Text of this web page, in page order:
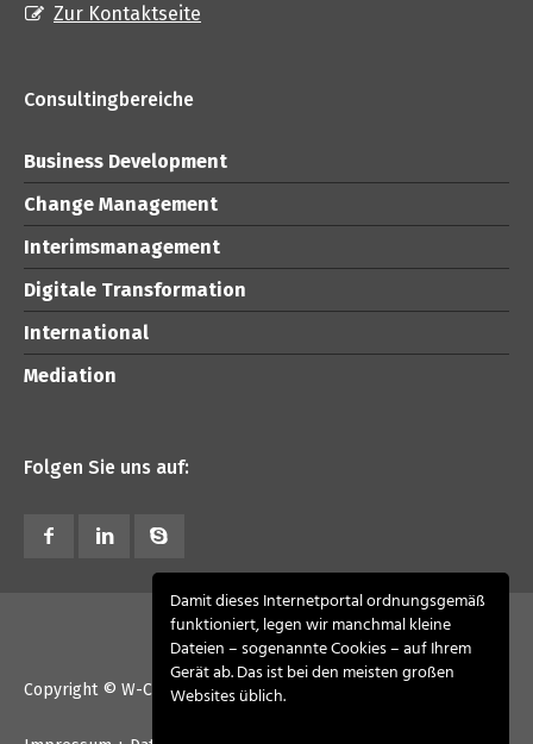
Zur Kontaktseite
Consultingbereiche
Business Development
Change Management
Interimsmanagement
Digitale Transformation
International
Mediation
Folgen Sie uns auf:
Copyright © W-CONSULT advisory 2026. All Rights Reserved
Damit dieses Internetportal ordnungsgemäß
funktioniert, legen wir manchmal kleine
Dateien – sogenannte Cookies – auf Ihrem
Gerät ab. Das ist bei den meisten großen
Websites üblich.